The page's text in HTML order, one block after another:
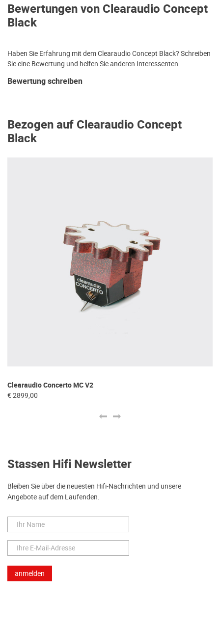
Bewertungen von Clearaudio Concept
Black
Haben Sie Erfahrung mit dem Clearaudio Concept Black? Schreiben
Sie eine Bewertung und helfen Sie anderen Interessenten.
Bewertung schreiben
Bezogen auf Clearaudio Concept
Black
Clearaudio Concerto MC V2
€ 2899,00
Stassen Hifi Newsletter
Bleiben Sie über die neuesten Hifi-Nachrichten und unsere
Angebote auf dem Laufenden.